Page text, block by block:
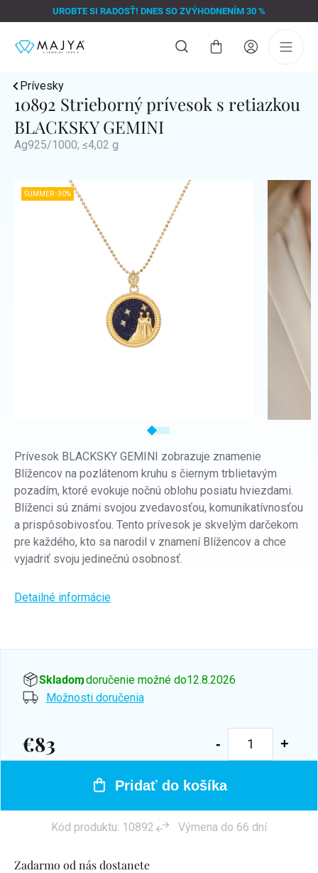
na
UROBTE SI RADOSŤ! DNES SO ZVÝHODNENÍM 30 %
Nákupný
Prívesky
10892 Strieborný prívesok s retiazkou
BLACKSKY GEMINI
Ag925/1000; ≤4,02 g
SUMMER -30%
Zadarmo od nás dostanete
Prívesok BLACKSKY GEMINI zobrazuje znamenie
Blížencov na pozlátenom kruhu s čiernym trblietavým
pozadím, ktoré evokuje nočnú oblohu posiatu hviezdami.
Blíženci sú známi svojou zvedavosťou, komunikatívnosťou
a prispôsobivosťou. Tento prívesok je skvelým darčekom
pre každého, kto sa narodil v znamení Blížencov a chce
vyjadriť svoju jedinečnú osobnosť.
Detailné informácie
Skladom, doručenie možné do12.8.2026
Možnosti doručenia
€83
Jednotková
Pridať do košíka
Kód produktu: 10892 Výmena do 66 dní